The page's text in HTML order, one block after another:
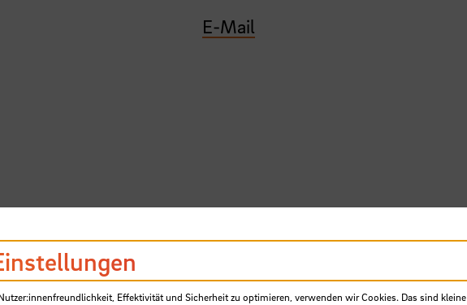
E-Mail
Effektivität und Sicherheit zu optimieren, verwenden wir Cookies. Das sind kleine